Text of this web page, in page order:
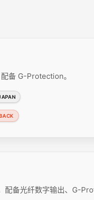
备 G-Protection。
备光纤数字输出、G-